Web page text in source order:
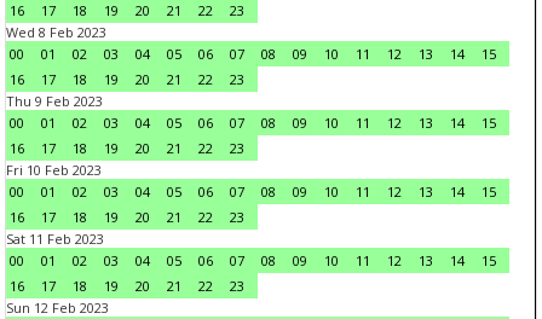
16
17 18 19 20 21 22
23
Wed 8 Feb 2023
00
01 02 03 04 05 06 07 08 09 10 11 12 13 14
15
16
17 18 19 20 21 22
23
Thu 9 Feb 2023
00
01 02 03 04 05 06 07 08 09 10 11 12 13 14
15
16
17 18 19 20 21 22
23
Fri 10 Feb 2023
00
01 02 03 04 05 06 07 08 09 10 11 12 13 14
15
16
17 18 19 20 21 22
23
Sat 11 Feb 2023
00
01 02 03 04 05 06 07 08 09 10 11 12 13 14
15
16
17 18 19 20 21 22
23
Sun 12 Feb 2023